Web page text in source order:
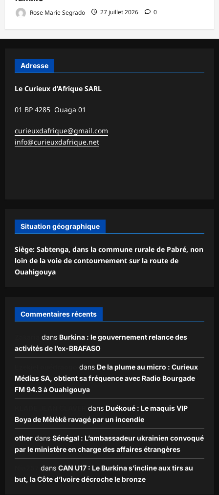
Rose Marie Segrado 27 juillet 2026 0
Adresse
Le Curieux d’Afrique SARL
01 BP 4285 Ouaga 01
curieuxdafrique@gmail.com
info@curieuxdafrique.net
Situation géographique
Siège: Sabtenga, dans la commune rurale de Pabré, non
loin de la voie de contournement sur la route de
Ouahigouya
Commentaires récents
dans Burkina : le gouvernement relance des
activités de l’ex-BRAFASO
dans De la plume au micro : Curieux
Médias SA, obtient sa fréquence avec Radio Bourgade
FM 94.3 à Ouahigouya
dans Duékoué : Le maquis VIP
Boya de Mèlèkê ravagé par un incendie
other dans Sénégal : L’ambassadeur ukrainien convoqué
par le ministère en charge des affaires étrangères
dans CAN U17 : Le Burkina s’incline aux tirs au
but, la Côte d’Ivoire décroche le bronze